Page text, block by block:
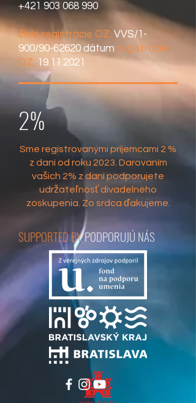
+421 903 068 990
číslo registrácie OZ: VVS/1-
900/90-62620 dátum registrácie
OZ: 19.11.2021
2%
Sme registrovanými príjemcami 2 %
z daní od roku 2023. Darovaním
vašich 2% z daní podporujete
udržateľnosť divadelného
zoskupenia. Zo srdca ďakujeme.​
SUPPORTED BYPODPORUJÚ NÁS